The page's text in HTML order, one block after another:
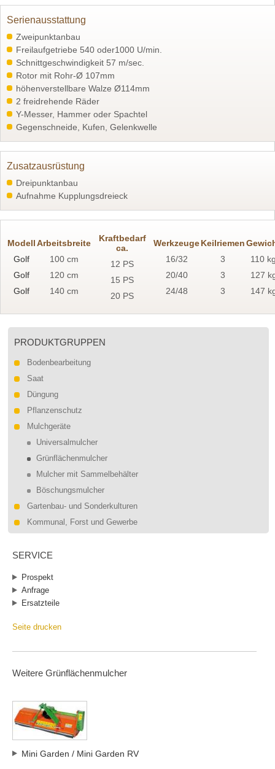
Serienausstattung
Zweipunktanbau
Freilaufgetriebe 540 oder1000 U/min.
Schnittgeschwindigkeit 57 m/sec.
Rotor mit Rohr-Ø 107mm
höhenverstellbare Walze Ø114mm
2 freidrehende Räder
Y-Messer, Hammer oder Spachtel
Gegenschneide, Kufen, Gelenkwelle
Zusatzausrüstung
Dreipunktanbau
Aufnahme Kupplungsdreieck
Modell
Golf
Golf
Golf
Arbeitsbreite
100 cm
120 cm
140 cm
Kraftbedarf
ca.
12 PS
15 PS
20 PS
Werkzeuge
16/32
20/40
24/48
Keilriemen
3
3
3
110
127
147
PRODUKTGRUPPEN
Bodenbearbeitung
Saat
Düngung
Pflanzenschutz
Mulchgeräte
Universalmulcher
Grünflächenmulcher
Mulcher mit Sammelbehälter
Böschungsmulcher
Gartenbau- und Sonderkulturen
Kommunal, Forst und Gewerbe
SERVICE
Prospekt
Anfrage
Ersatzteile
Seite drucken
Weitere Grünflächenmulcher
Mini Garden / Mini Garden RV